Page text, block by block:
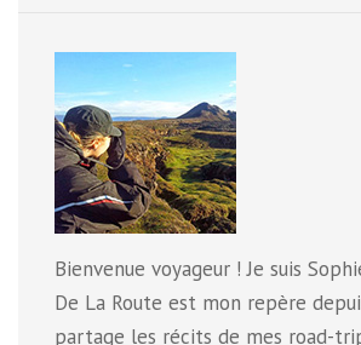
Bienvenue voyageur ! Je suis
De La Route est mon repère
partage les récits de mes road-